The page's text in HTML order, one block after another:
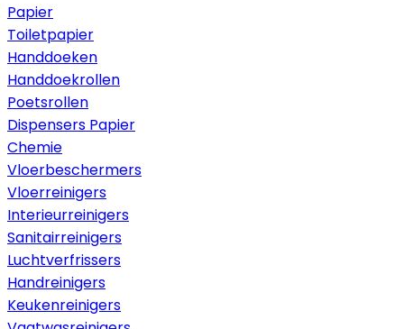
Papier
Toiletpapier
Handdoeken
Handdoekrollen
Poetsrollen
Dispensers Papier
Chemie
Vloerbeschermers
Vloerreinigers
Interieurreinigers
Sanitairreinigers
Luchtverfrissers
Handreinigers
Keukenreinigers